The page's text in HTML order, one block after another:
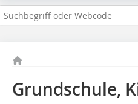
Grundschule,